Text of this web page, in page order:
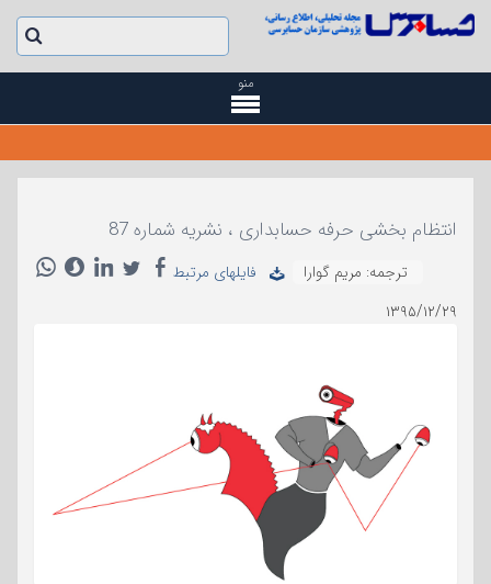
منو
انتظام بخشی حرفه حسابداری ، نشریه شماره 87
ترجمه: مریم گوارا
فایلهای مرتبط
۱۳۹۵/۱۲/۲۹